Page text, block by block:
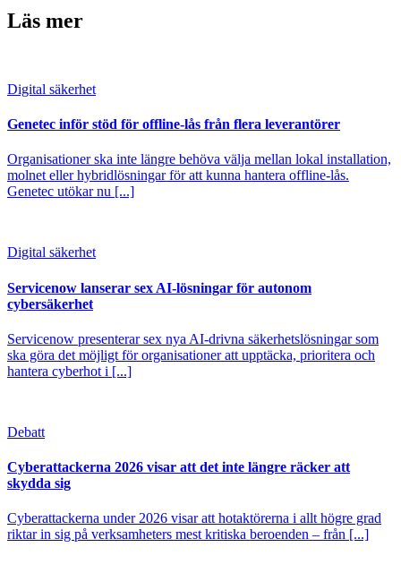
Läs mer
Digital säkerhet
Genetec inför stöd för offline-lås från flera leverantörer
Organisationer ska inte längre behöva välja mellan lokal installation,
molnet eller hybridlösningar för att kunna hantera offline-lås.
Genetec utökar nu [...]
Digital säkerhet
Servicenow lanserar sex AI-lösningar för autonom
cybersäkerhet
Servicenow presenterar sex nya AI-drivna säkerhetslösningar som
ska göra det möjligt för organisationer att upptäcka, prioritera och
hantera cyberhot i [...]
Debatt
Cyberattackerna 2026 visar att det inte längre räcker att
skydda sig
Cyberattackerna under 2026 visar att hotaktörerna i allt högre grad
riktar in sig på verksamheters mest kritiska beroenden – från [...]